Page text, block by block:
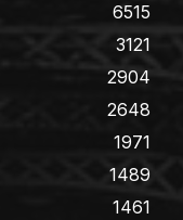
6515
3121
2904
2648
1971
1489
1461